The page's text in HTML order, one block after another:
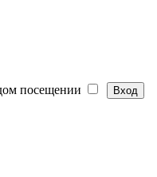
посещении